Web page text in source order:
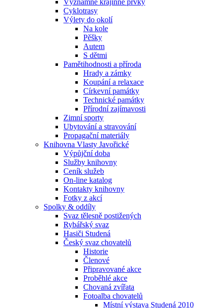
Významné krajinné prvky
Cyklotrasy
Výlety do okolí
Na kole
Pěšky
Autem
S dětmi
Pamětihodnosti a příroda
Hrady a zámky
Koupání a relaxace
Církevní památky
Technické památky
Přírodní zajímavosti
Zimní sporty
Ubytování a stravování
Propagační materiály
Knihovna Vlasty Javořické
Výpůjční doba
Služby knihovny
Ceník služeb
On-line katalog
Kontakty knihovny
Fotky z akcí
Spolky & oddíly
Svaz tělesně postižených
Rybářský svaz
Hasiči Studená
Český svaz chovatelů
Historie
Členové
Připravované akce
Proběhlé akce
Chovaná zvířata
Fotoalba chovatelů
Místní výstava Studená 2010